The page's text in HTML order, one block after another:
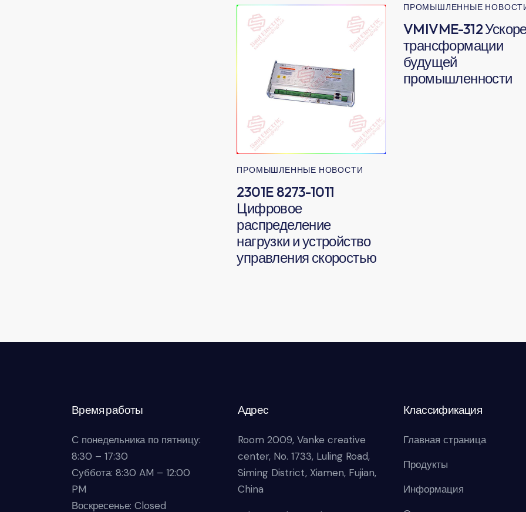
ПРОМЫШЛЕННЫЕ НОВОСТИ
2301E 8273-1011
Цифровое
распределение
нагрузки и устройство
управления скоростью
ПРОМЫШЛЕННЫЕ
VMIVME-312
трансформации
будущей
промышленности
Время работы
С понедельника по пятницу:
8:30 – 17:30
Суббота: 8:30 AM – 12:00
PM
Воскресенье: Closed
Адрес
Room 2009, Vanke creative
center, No. 1733, Luling Road,
Siming District, Xiamen, Fujian,
China
Классификация
Главная страница
Продукты
Информация